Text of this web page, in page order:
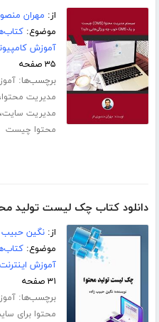
از: مهران
موضوع:
آموزش
۳۵ صفحه
برچسب‌ها:
مدیریت محتوا
مدیریت سایت،
محتوا چیست
دانلود کتاب چک لیست تولید
از:نگین حبیب
موضوع:
آموزش اینترنت
۳۱ صفحه
برچسب‌ها:
محتوا برای